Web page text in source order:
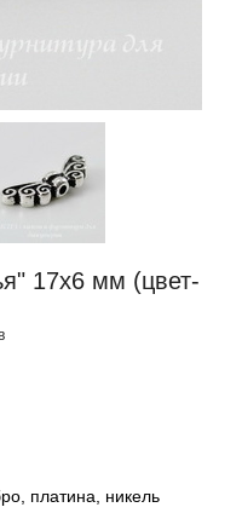
17х6 мм (цвет-
платина, никель